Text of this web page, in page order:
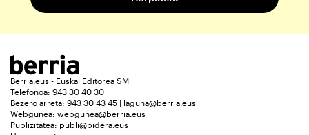
Berria.eus - Euskal Editorea SM
Telefonoa: 943 30 40 30
Bezero arreta: 943 30 43 45 | laguna@berria.eus
Webgunea: webgunea@berria.eus
Publizitatea: publi@bidera.eus